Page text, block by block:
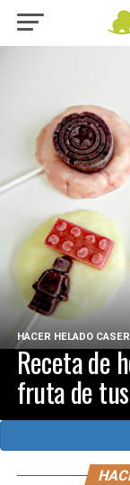
HACER HELADO
Receta de
fruta de